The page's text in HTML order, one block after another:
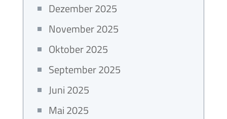
Dezember 2025
November 2025
Oktober 2025
September 2025
Juni 2025
Mai 2025